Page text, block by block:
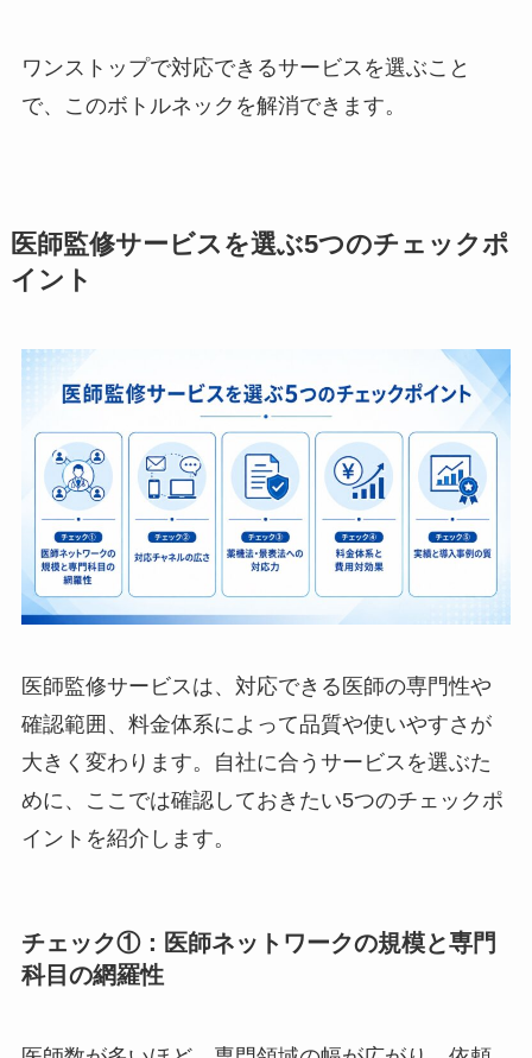
ワンストップで対応できるサービスを選ぶこと
で、このボトルネックを解消できます。
医師監修サービスを選ぶ5つのチェックポ
イント
医師監修サービスは、対応できる医師の専門性や
確認範囲、料金体系によって品質や使いやすさが
大きく変わります。自社に合うサービスを選ぶた
めに、ここでは確認しておきたい5つのチェックポ
イントを紹介します。
チェック①：医師ネットワークの規模と専門
科目の網羅性